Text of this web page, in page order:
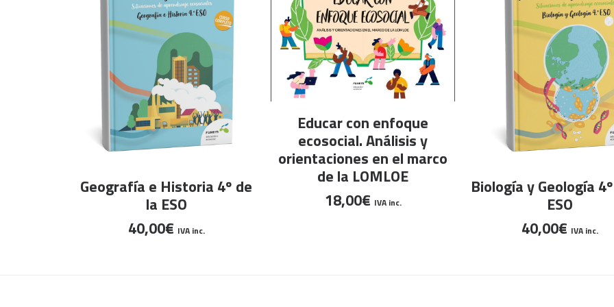
SELECCIONAR OPCIONES
producto
Geografía e Historia 4º de
la ESO
40,00€ IVA inc.
LEER MÁS
Educar con enfoque
ecosocial. Análisis y
orientaciones en el marco
de la LOMLOE
18,00€ IVA inc.
SELECCIONAR
producto
Biología y Geología
ESO
40,00€ IVA inc.